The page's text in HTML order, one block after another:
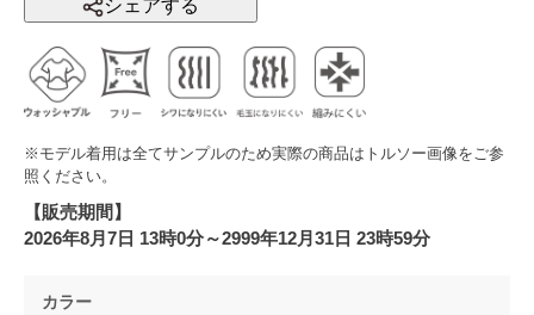
シェアする
※モデル着用は全てサンプルのため実際の商品はトルソー画像をご参
照ください。
【販売期間】
2026年8月7日 13時0分～2999年12月31日 23時59分
カラー